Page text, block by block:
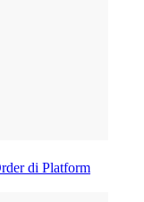
di Platform